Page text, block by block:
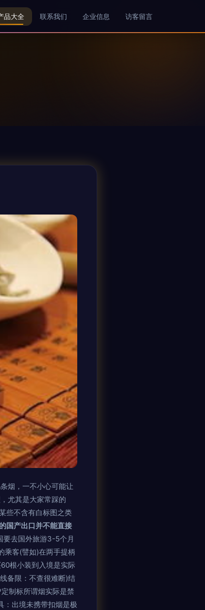
品大全 联系我们 企业信息 访客留言
烟，一不小心可能让
尤其是大家常踩的
些不含有白标图之类
国产出口并不能直接
要去国外旅游3-5个月
乘客(譬如)在两手提柄
根小装到入境是实际
备限：不查很难断)结
制标所谓烟实际是禁
：出境未携带扣烟是极